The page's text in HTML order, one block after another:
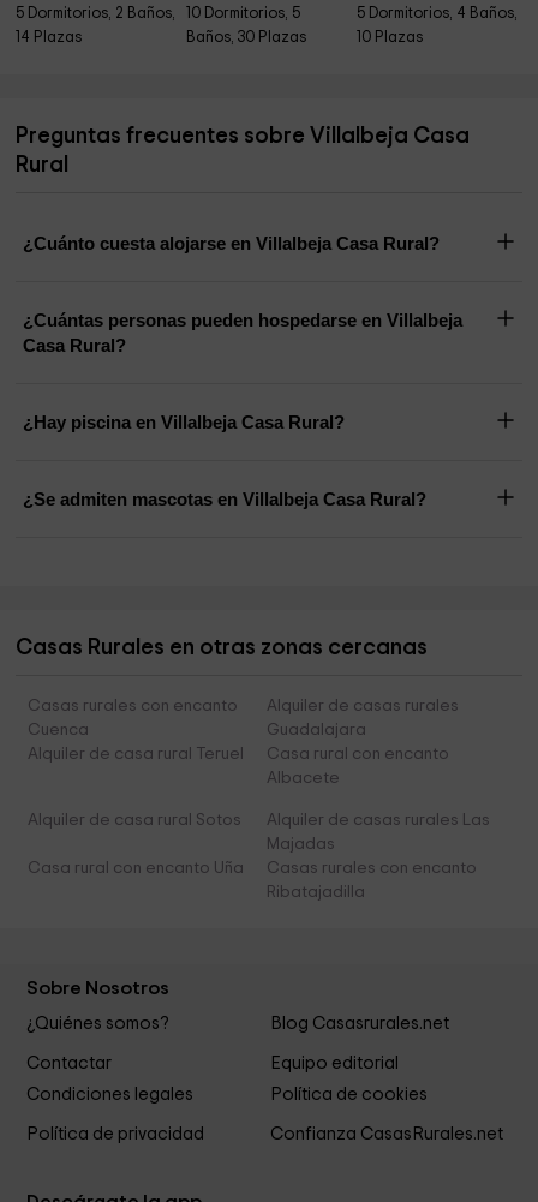
5 Dormitorios, 2 Baños,
14 Plazas
10 Dormitorios, 5
Baños, 30 Plazas
5 Dormitorios, 4 Baños,
10 Plazas
Preguntas frecuentes sobre Villalbeja Casa
Rural
¿Cuánto cuesta alojarse en Villalbeja Casa Rural?
¿Cuántas personas pueden hospedarse en Villalbeja
Casa Rural?
¿Hay piscina en Villalbeja Casa Rural?
¿Se admiten mascotas en Villalbeja Casa Rural?
Casas Rurales en otras zonas cercanas
Casas rurales con encanto
Cuenca
Alquiler de casas rurales
Guadalajara
Alquiler de casa rural Teruel
Casa rural con encanto
Albacete
Alquiler de casa rural Sotos
Alquiler de casas rurales Las
Majadas
Casa rural con encanto Uña
Casas rurales con encanto
Ribatajadilla
Sobre Nosotros
¿Quiénes somos? Blog Casasrurales.net
Contactar
Equipo editorial
Condiciones legales
Política de cookies
Política de privacidad Confianza CasasRurales.net